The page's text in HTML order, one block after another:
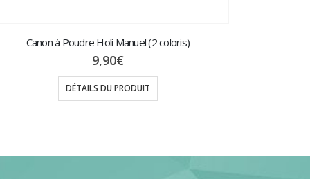
Canon à Poudre Holi Manuel (2 coloris)
9,90€
DÉTAILS DU PRODUIT